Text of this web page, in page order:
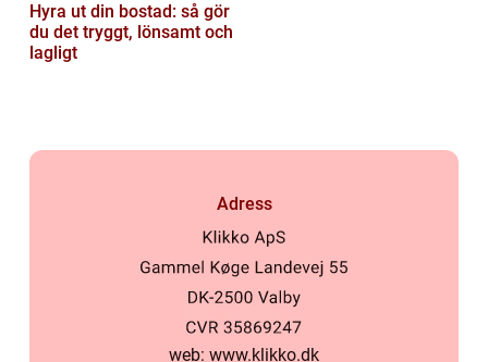
Hyra ut din bostad: så gör
du det tryggt, lönsamt och
lagligt
Adress
web: www.klikko.dk